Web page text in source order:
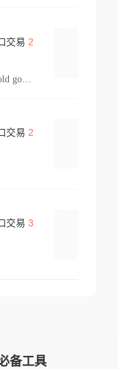
交易 2
personal effect,used household goods
交易 2
交易 3
备工具